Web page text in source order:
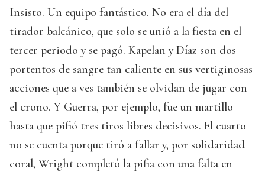
Insisto. Un equipo fantástico. No era el día del
tirador balcánico, que solo se unió a la fiesta en el
tercer periodo y se pagó. Kapelan y Díaz son dos
portentos de sangre tan caliente en sus vertiginosas
acciones que a ves también se olvidan de jugar con
el crono. Y Guerra, por ejemplo, fue un martillo
hasta que pifió tres tiros libres decisivos. El cuarto
no se cuenta porque tiró a fallar y, por solidaridad
coral, Wright completó la pifia con una falta en